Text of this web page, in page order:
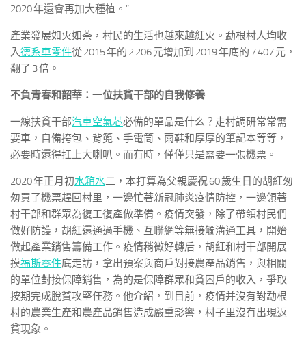
2020 年還會再加大種植。”
產業發展如火如荼，村民的生活也越來越紅火。勐根村人均收
入德系車零件從 2015 年的 2 206 元增加到 2019 年底的 7 407 元，
翻了 3 倍。
不負青春和韶華：一位扶貧干部的自我修養
一線扶貧干部汽車空氣芯必備的單品是什么？走村調研常常需
要車，自備挎包、背篼、手電筒、雨鞋和厚厚的筆記本等等，
必要時還得扛上大喇叭。而有時，僅僅只是需要一張機票。
2020 年正月初水箱水二，本打算為父親慶祝 60 歲生日的胡紅匆
匆買了機票趕回村里，一邊忙著新冠肺炎疫情防控，一邊領著
村干部和群眾為復工復產做準備。疫情突發，除了帶領村民們
做好防護，胡紅還通過手機、互聯網等無接觸溝通工具，開始
做起產業銷售籌備工作。疫情稍微好轉后，胡紅和村干部開展
摸福斯零件底走訪，拿出預案與商戶對接農產品銷售，與相關
的單位對接保障銷售，為的是保障群眾和貧困戶的收入，爭取
按期完成脫貧攻堅任務。他介紹，到目前，疫情并沒有對勐根
村的農業生產和農產品銷售造成嚴重影響，村子里沒有出現返
貧現象。